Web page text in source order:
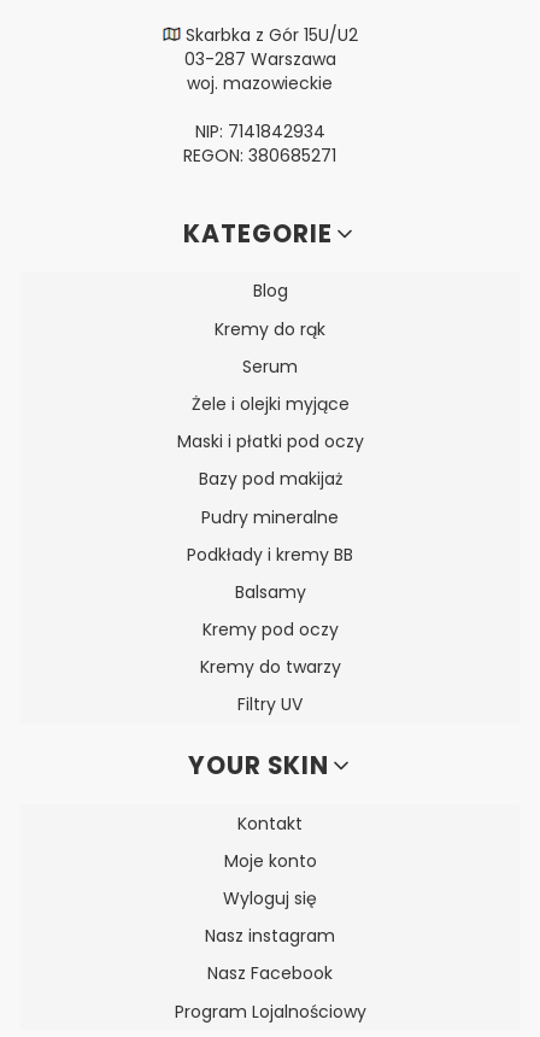
Skarbka z Gór 15U/U2
03-287 Warszawa
woj. mazowieckie
NIP: 7141842934
REGON: 380685271
Linki w stopceKATEGORIE
Blog
Kremy do rąk
Serum
Żele i olejki myjące
Maski i płatki pod oczy
Bazy pod makijaż
Pudry mineralne
Podkłady i kremy BB
Balsamy
Kremy pod oczy
Kremy do twarzy
Filtry UV
YOUR SKIN
Kontakt
Moje konto
Wyloguj się
Nasz instagram
Nasz Facebook
Program Lojalnościowy